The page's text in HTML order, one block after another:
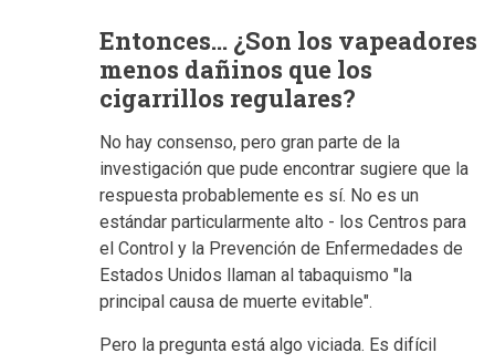
Entonces... ¿Son los vapeadores
menos dañinos que los
cigarrillos regulares?
No hay consenso, pero gran parte de la
investigación que pude encontrar sugiere que la
respuesta probablemente es sí. No es un
estándar particularmente alto - los Centros para
el Control y la Prevención de Enfermedades de
Estados Unidos llaman al tabaquismo "la
principal causa de muerte evitable".
Pero la pregunta está algo viciada. Es difícil